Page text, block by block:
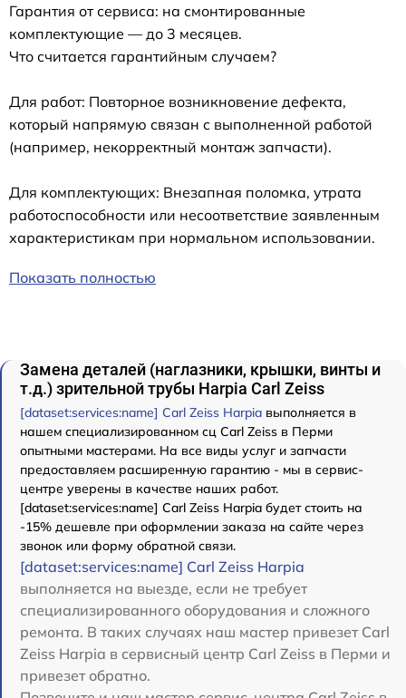
Гарантия от сервиса: на смонтированные
комплектующие — до 3 месяцев.
Что считается гарантийным случаем?
Для работ: Повторное возникновение дефекта,
который напрямую связан с выполненной работой
(например, некорректный монтаж запчасти).
Для комплектующих: Внезапная поломка, утрата
работоспособности или несоответствие заявленным
характеристикам при нормальном использовании.
Показать полностью
Замена деталей (наглазники, крышки, винты и
т.д.) зрительной трубы Harpia Carl Zeiss
[dataset:services:name] Carl Zeiss Harpia выполняется в
нашем специализированном сц Carl Zeiss в Перми
опытными мастерами. На все виды услуг и запчасти
предоставляем расширенную гарантию - мы в сервис-
центре уверены в качестве наших работ.
[dataset:services:name] Carl Zeiss Harpia будет стоить на
-15% дешевле при оформлении заказа на сайте через
звонок или форму обратной связи.
[dataset:services:name] Carl Zeiss Harpia
выполняется на выезде, если не требует
специализированного оборудования и сложного
ремонта. В таких случаях наш мастер привезет Carl
Zeiss Harpia в сервисный центр Carl Zeiss в Перми и
привезет обратно.